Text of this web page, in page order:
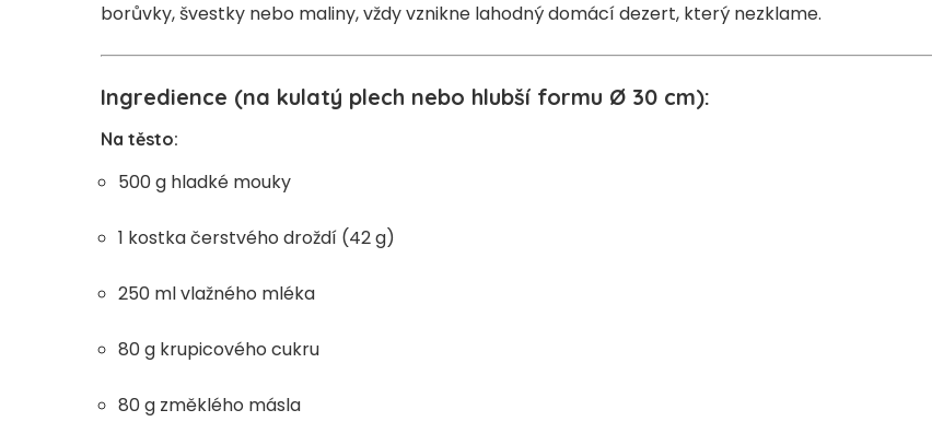
borůvky, švestky nebo maliny, vždy vznikne lahodný domácí dezert, který nezklame.
Ingredience (na kulatý plech nebo hlubší formu Ø 30 cm):
Na těsto:
500 g hladké mouky
1 kostka čerstvého droždí (42 g)
250 ml vlažného mléka
80 g krupicového cukru
80 g změklého másla